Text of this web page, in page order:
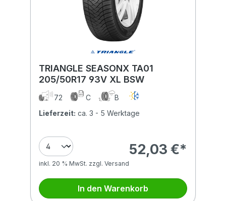
TRIANGLE SEASONX TA01
205/50R17 93V XL BSW
72 C
B
Lieferzeit: ca. 3 - 5 Werktage
52,03 €*
inkl. 20 % MwSt. zzgl. Versand
In den Warenkorb